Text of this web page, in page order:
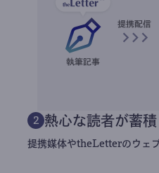
2 熱心な読者が蓄積
提携媒体やtheLetterのウェ